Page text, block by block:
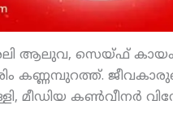
ആലുവ, സെയ്ഫ്
കണ്ണമ്പുറത്ത്.
മീഡിയ കണ്‍വീനര്‍